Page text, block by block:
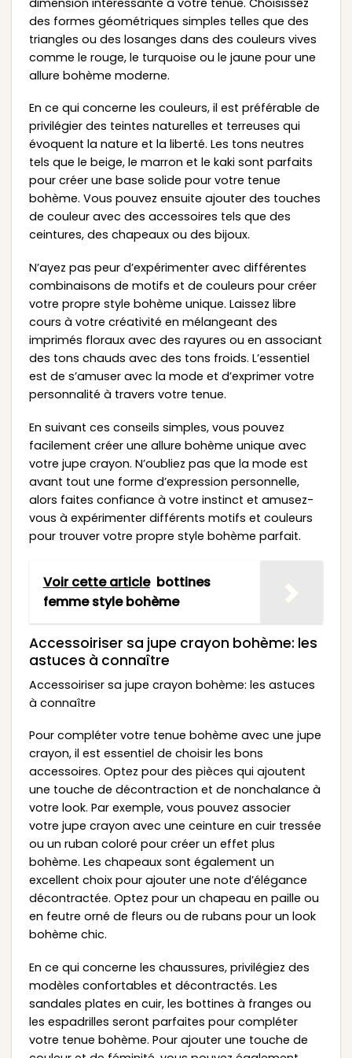
des formes géométriques simples telles que des
triangles ou des losanges dans des couleurs vives
comme le rouge, le turquoise ou le jaune pour une
allure bohème moderne.
En ce qui concerne les couleurs, il est préférable de
privilégier des teintes naturelles et terreuses qui
évoquent la nature et la liberté. Les tons neutres
tels que le beige, le marron et le kaki sont parfaits
pour créer une base solide pour votre tenue
bohème. Vous pouvez ensuite ajouter des touches
de couleur avec des accessoires tels que des
ceintures, des chapeaux ou des bijoux.
N’ayez pas peur d’expérimenter avec différentes
combinaisons de motifs et de couleurs pour créer
votre propre style bohème unique. Laissez libre
cours à votre créativité en mélangeant des
imprimés floraux avec des rayures ou en associant
des tons chauds avec des tons froids. L’essentiel
est de s’amuser avec la mode et d’exprimer votre
personnalité à travers votre tenue.
En suivant ces conseils simples, vous pouvez
facilement créer une allure bohème unique avec
votre jupe crayon. N’oubliez pas que la mode est
avant tout une forme d’expression personnelle,
alors faites confiance à votre instinct et amusez-
vous à expérimenter différents motifs et couleurs
pour trouver votre propre style bohème parfait.
Voir cette article bottines
femme style bohème
Accessoiriser sa jupe crayon bohème: les
astuces à connaître
Accessoiriser sa jupe crayon bohème: les astuces
à connaître
Pour compléter votre tenue bohème avec une jupe
crayon, il est essentiel de choisir les bons
accessoires. Optez pour des pièces qui ajoutent
une touche de décontraction et de nonchalance à
votre look. Par exemple, vous pouvez associer
votre jupe crayon avec une ceinture en cuir tressée
ou un ruban coloré pour créer un effet plus
bohème. Les chapeaux sont également un
excellent choix pour ajouter une note d’élégance
décontractée. Optez pour un chapeau en paille ou
en feutre orné de fleurs ou de rubans pour un look
bohème chic.
En ce qui concerne les chaussures, privilégiez des
modèles confortables et décontractés. Les
sandales plates en cuir, les bottines à franges ou
les espadrilles seront parfaites pour compléter
votre tenue bohème. Pour ajouter une touche de